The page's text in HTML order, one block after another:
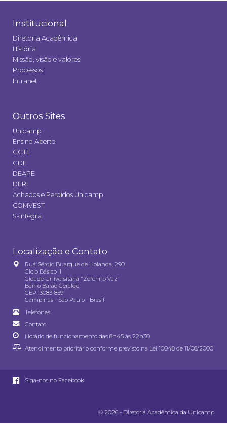
Institucional
Diretoria Acadêmica
História
Missão, visão e valores
Processos
Intranet
Outros Sites
Unicamp
Ensino Aberto
GGTE
GDE
DEAPE
DERI
Achados e Perdidos Unicamp
COMVEST
S-integra
Localização e Contato
Rua Sérgio Buarque de Holanda, 290
Ciclo Básico II
Cidade Universitária "Zeferino Vaz"
Bairro Barão Geraldo
CEP 13083-859
Campinas - São Paulo - Brasil
Telefones
Contato
Horário de funcionamento das 8h45 às 22h30
Atendimento prioritário conforme previsto na Lei 10048 de 11/08/2000
Siga-nos no Facebook
© 2026 - Diretoria Acadêmica da Unicamp